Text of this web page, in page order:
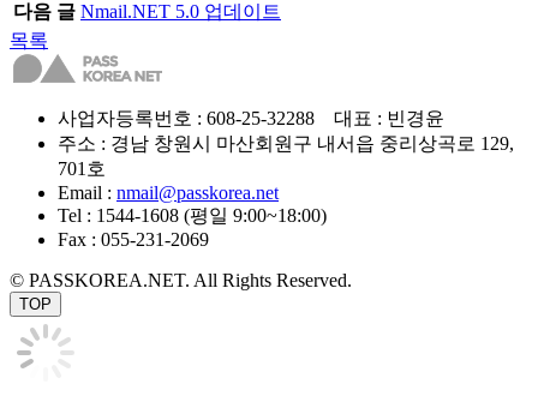
다음 글 Nmail.NET 5.0 업데이트
목록
사업자등록번호 : 608-25-32288 대표 : 빈경윤
주소 : 경남 창원시 마산회원구 내서읍 중리상곡로 129,
701호
Email : nmail@passkorea.net
Tel : 1544-1608 (평일 9:00~18:00)
Fax : 055-231-2069
© PASSKOREA.NET. All Rights Reserved.
TOP